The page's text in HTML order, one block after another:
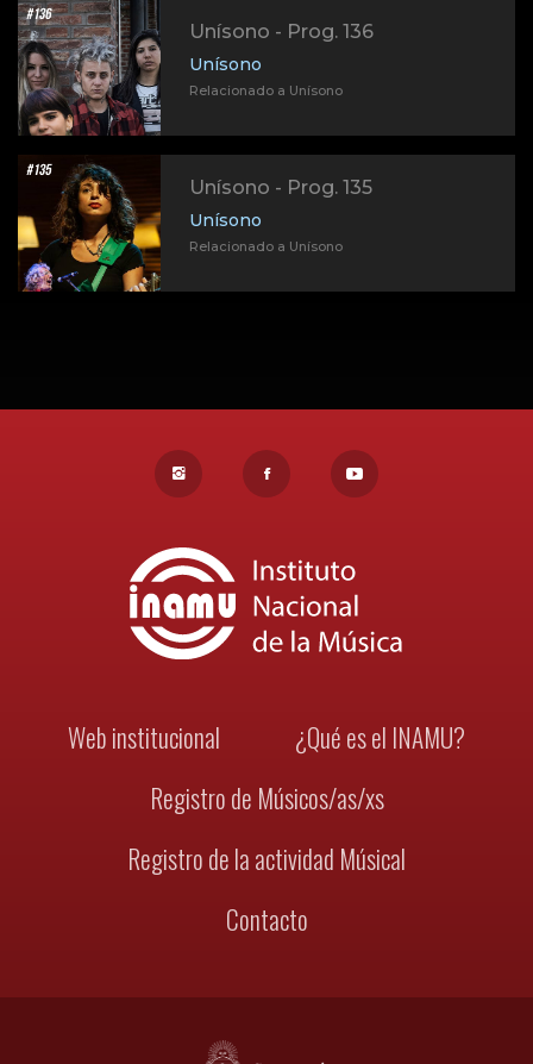
Unísono - Prog. 136
Unísono
Relacionado a Unísono
Unísono - Prog. 135
Unísono
Relacionado a Unísono
Web institucional
¿Qué es el INAMU?
Registro de Músicos/as/xs
Registro de la actividad Músical
Contacto